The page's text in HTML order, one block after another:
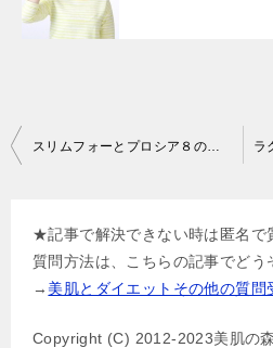
投
スリムフォーとプロシア８の違い比較！どちらを選ぶと良い？
★記事で解決できない時は匿名で
質問方法は、こちらの記事でどう
→ 美肌とダイエットその他の質問
Copyright (C) 2012-2023美肌の